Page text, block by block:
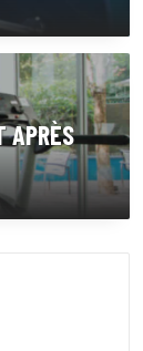
APRÈS